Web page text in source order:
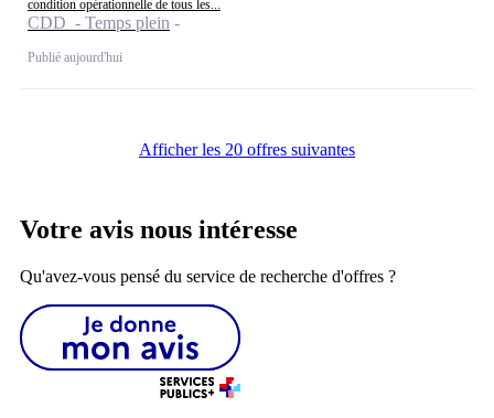
condition opérationnelle de tous les...
CDD - Temps plein
Publié aujourd'hui
Afficher les 20 offres suivantes
Votre avis nous intéresse
Qu'avez-vous pensé du service de recherche d'offres ?